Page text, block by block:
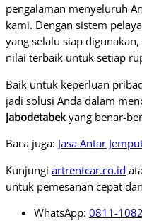
pengalaman menyeluruh
kami. Dengan sistem
yang selalu siap
nilai terbaik untuk setiap
Baik untuk keperluan
jadi solusi Anda dalam
Jabodetabekyang benar-
Baca juga: Jasa Antar
Kunjungi artrentcar.co.id
untuk pemesanan cepat
WhatsApp: 0811-